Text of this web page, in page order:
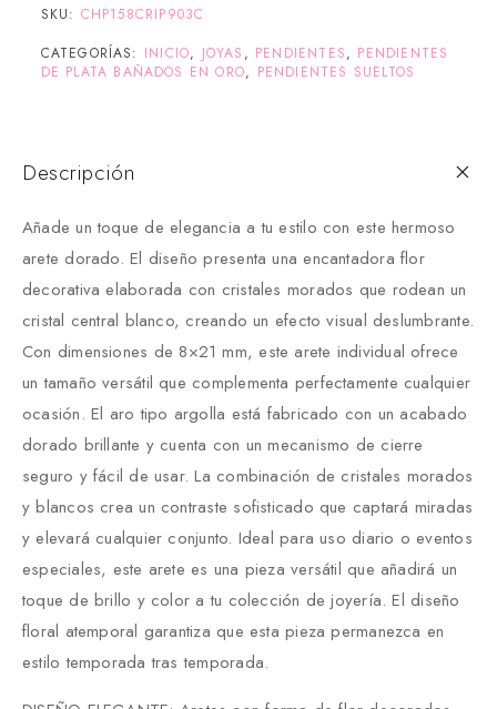
SKU: CHP158CRIP903C
CATEGORÍAS: INICIO, JOYAS , PENDIENTES, PENDIENTES
DE PLATA BAÑADOS EN ORO, PENDIENTES SUELTOS
Descripción
Añade un toque de elegancia a tu estilo con este hermoso
arete dorado. El diseño presenta una encantadora flor
decorativa elaborada con cristales morados que rodean un
cristal central blanco, creando un efecto visual deslumbrante.
Con dimensiones de 8×21 mm, este arete individual ofrece
un tamaño versátil que complementa perfectamente cualquier
ocasión. El aro tipo argolla está fabricado con un acabado
dorado brillante y cuenta con un mecanismo de cierre
seguro y fácil de usar. La combinación de cristales morados
y blancos crea un contraste sofisticado que captará miradas
y elevará cualquier conjunto. Ideal para uso diario o eventos
especiales, este arete es una pieza versátil que añadirá un
toque de brillo y color a tu colección de joyería. El diseño
floral atemporal garantiza que esta pieza permanezca en
estilo temporada tras temporada.